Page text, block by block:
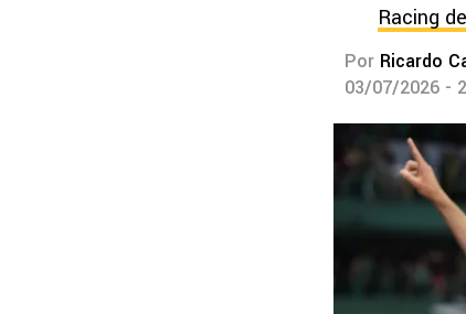
Racing
Por Ricardo
03/07/2026 -